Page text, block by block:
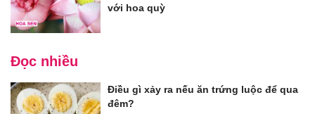
với hoa quỳ
Đọc nhiều
Điều gì xảy ra nếu ăn trứng luộc để qua
đêm?